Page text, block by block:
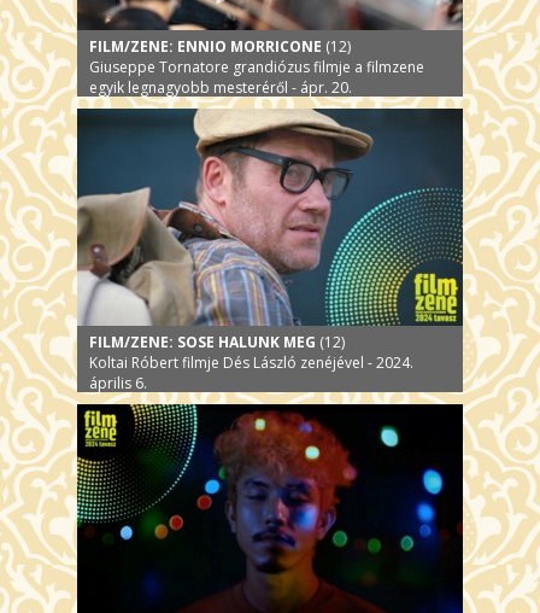
FILM/ZENE: ENNIO MORRICONE (12)
Giuseppe Tornatore grandiózus filmje a filmzene
egyik legnagyobb mesteréről - ápr. 20.
FILM/ZENE: SOSE HALUNK MEG (12)
Koltai Róbert filmje Dés László zenéjével - 2024.
április 6.